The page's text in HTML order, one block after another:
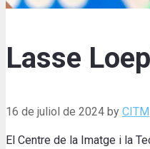
Lasse
16 de juliol de 2024 by CITM
El Centre de la Imatge i la